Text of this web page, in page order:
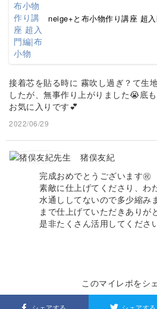
neige+と布小物作り講座 超
接着芯を貼る時に 霧吹し過ぎ？て生
したが、無事作り上がりました😭底
お気に入りです💕
2022/06/29
猪俣友紀
完成おめでとうございます㊗️
素敵に仕上げてくださり、わ
水通ししてないので多少縮み
まで仕上げていただきありが
是非たくさん活用してくださ
このマイレポをシ